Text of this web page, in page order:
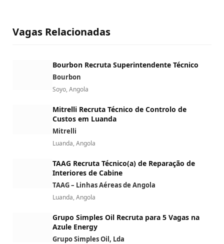
Vagas Relacionadas
Bourbon Recruta Superintendente Técnico
Bourbon
Soyo, Angola
Mitrelli Recruta Técnico de Controlo de
Custos em Luanda
Mitrelli
Luanda, Angola
TAAG Recruta Técnico(a) de Reparação de
Interiores de Cabine
TAAG – Linhas Aéreas de Angola
Luanda, Angola
Grupo Simples Oil Recruta para 5 Vagas na
Azule Energy
Grupo Simples Oil, Lda